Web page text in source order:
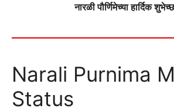
नारळी पौर्णिमेच्या हार्दिक
Narali Purnima
Status